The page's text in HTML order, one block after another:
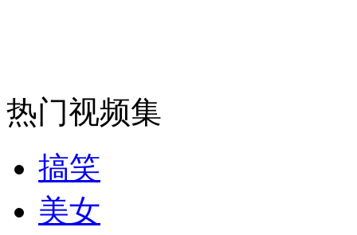
外交部：有关国家言论片面不公正
安徽一实载49人客车翻车
热门视频集
搞笑
美女